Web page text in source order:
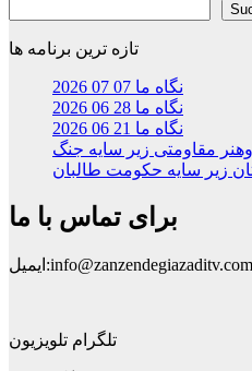
تازه ترین برنامه ها
نگاه ما 07 07 2026
نگاه ما 28 06 2026
نگاه ما 21 06 2026
مقاومتی زیر سایه جنگ
زیر سایه حکومت طالبان
برای تماس با ما
ایمیل:info@zanzendegiazaditv.com
تلگرام تلویزیون